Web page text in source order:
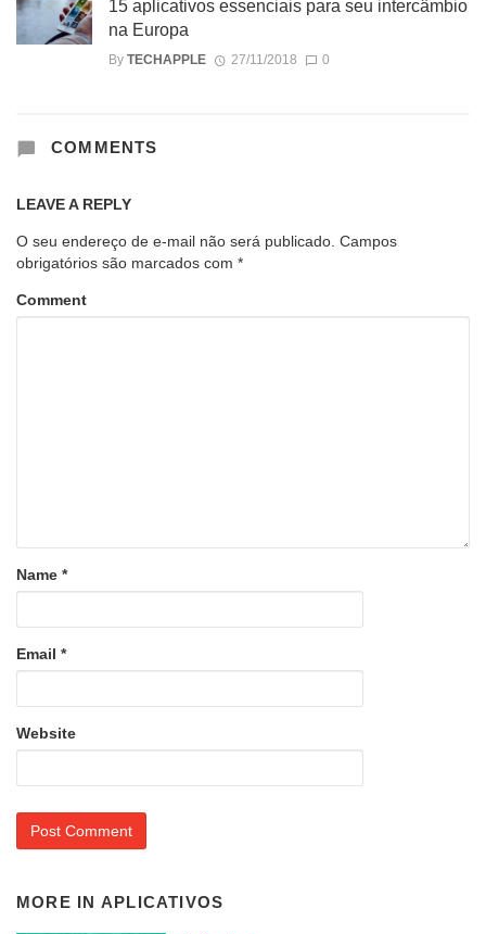
15 aplicativos essenciais para seu intercâmbio
na Europa
By TECHAPPLE 27/11/2018 0
COMMENTS
LEAVE A REPLY
O seu endereço de e-mail não será publicado. Campos
obrigatórios são marcados com *
Comment
Name *
Email *
Website
MORE IN APLICATIVOS